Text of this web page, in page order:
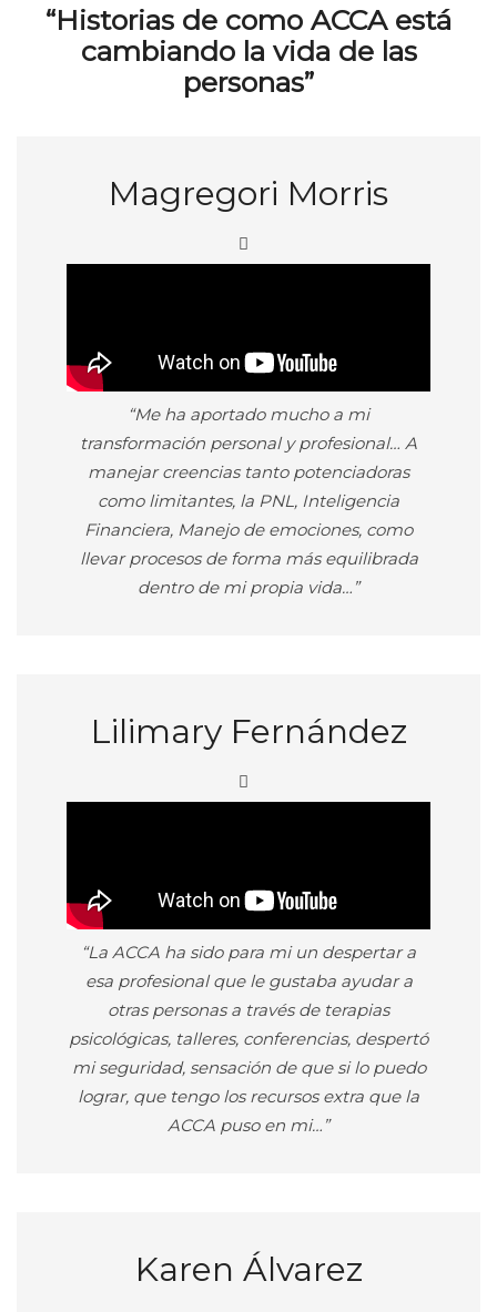
“Historias de como ACCA está
cambiando la vida de las
personas”
Magregori Morris
“Me ha aportado mucho a mi
transformación personal y profesional… A
manejar creencias tanto potenciadoras
como limitantes, la PNL, Inteligencia
Financiera, Manejo de emociones, como
llevar procesos de forma más equilibrada
dentro de mi propia vida…”
Lilimary Fernández
“La ACCA ha sido para mi un despertar a
esa profesional que le gustaba ayudar a
otras personas a través de terapias
psicológicas, talleres, conferencias, despertó
mi seguridad, sensación de que si lo puedo
lograr, que tengo los recursos extra que la
ACCA puso en mi…”
Karen Álvarez